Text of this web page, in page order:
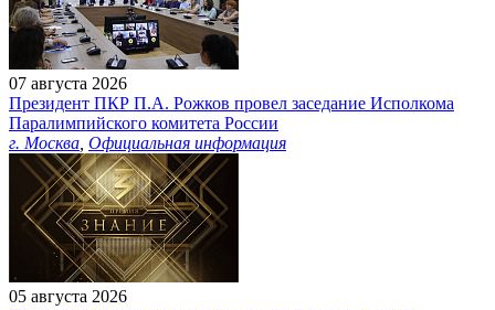
07 августа 2026
Президент ПКР П.А. Рожков провел заседание Исполкома
Паралимпийского комитета России
г. Москва Официальная информация
05 августа 2026